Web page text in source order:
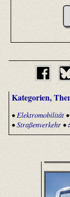
Kategorien,
•Elektromobilität•
•Straßenverkehr•